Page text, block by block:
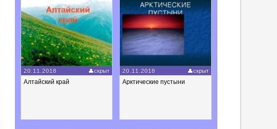
20.11.2018 скрыт
Алтайский край
20.11.2018 скрыт
Арктические пустыни